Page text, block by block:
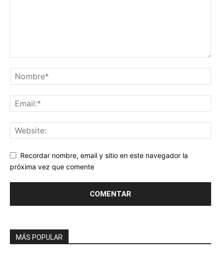
Recordar nombre, email y sitio en este navegador la
próxima vez que comente
MÁS POPULAR